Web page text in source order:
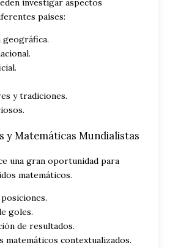
investigar aspectos
países:
geográfica.
y tradiciones.
y Matemáticas Mundialistas
una gran oportunidad para
matemáticos.
goles.
de resultados.
matemáticos contextualizados.